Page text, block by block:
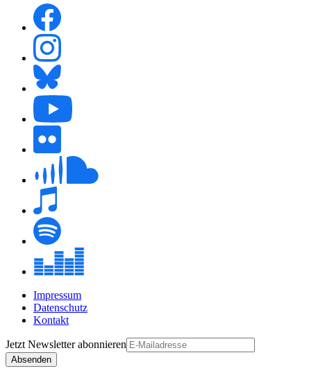
Impressum
Datenschutz
Kontakt
Jetzt Newsletterabonnieren
Absenden